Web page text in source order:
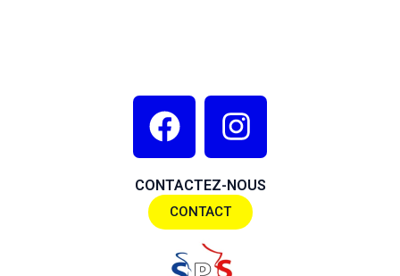
F
a
c
e
b
o
I
n
s
t
a
CONTACTEZ-NOUS
CONTACT